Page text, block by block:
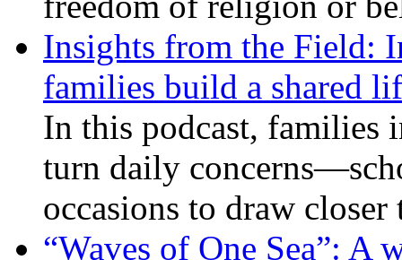
Insights from the Field:
families build a shared
In this podcast, families
turn daily
occasions to draw
“Waves of One Sea”: